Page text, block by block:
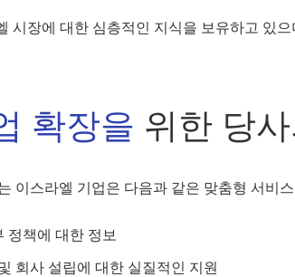
시장에 대한 심층적인 지식을 보유하고 있
확장을 위한 당
이스라엘 기업은 다음과 같은 맞춤형 서비
정책에 대한 정보
회사 설립에 대한 실질적인 지원